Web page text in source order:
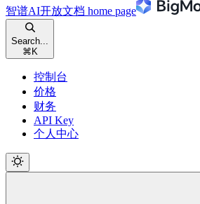
智谱AI开放文档 home page
Search...
⌘ K
控制台
价格
财务
API Key
个人中心